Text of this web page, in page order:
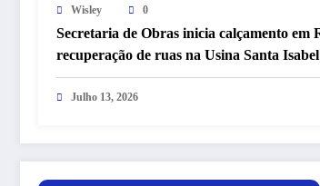
Wisley 0
Secretaria de Obras inicia calçamento em
recuperação de ruas na Usina Santa Isabel
Julho 13, 2026